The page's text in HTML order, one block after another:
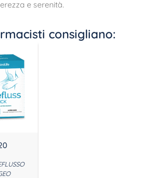
e serenità.
consigliano: